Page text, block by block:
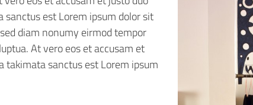
sanctus est Lorem ipsum dolor sit
diam nonumy eirmod tempor
At vero eos et accusam et
takimata sanctus est Lorem ipsum